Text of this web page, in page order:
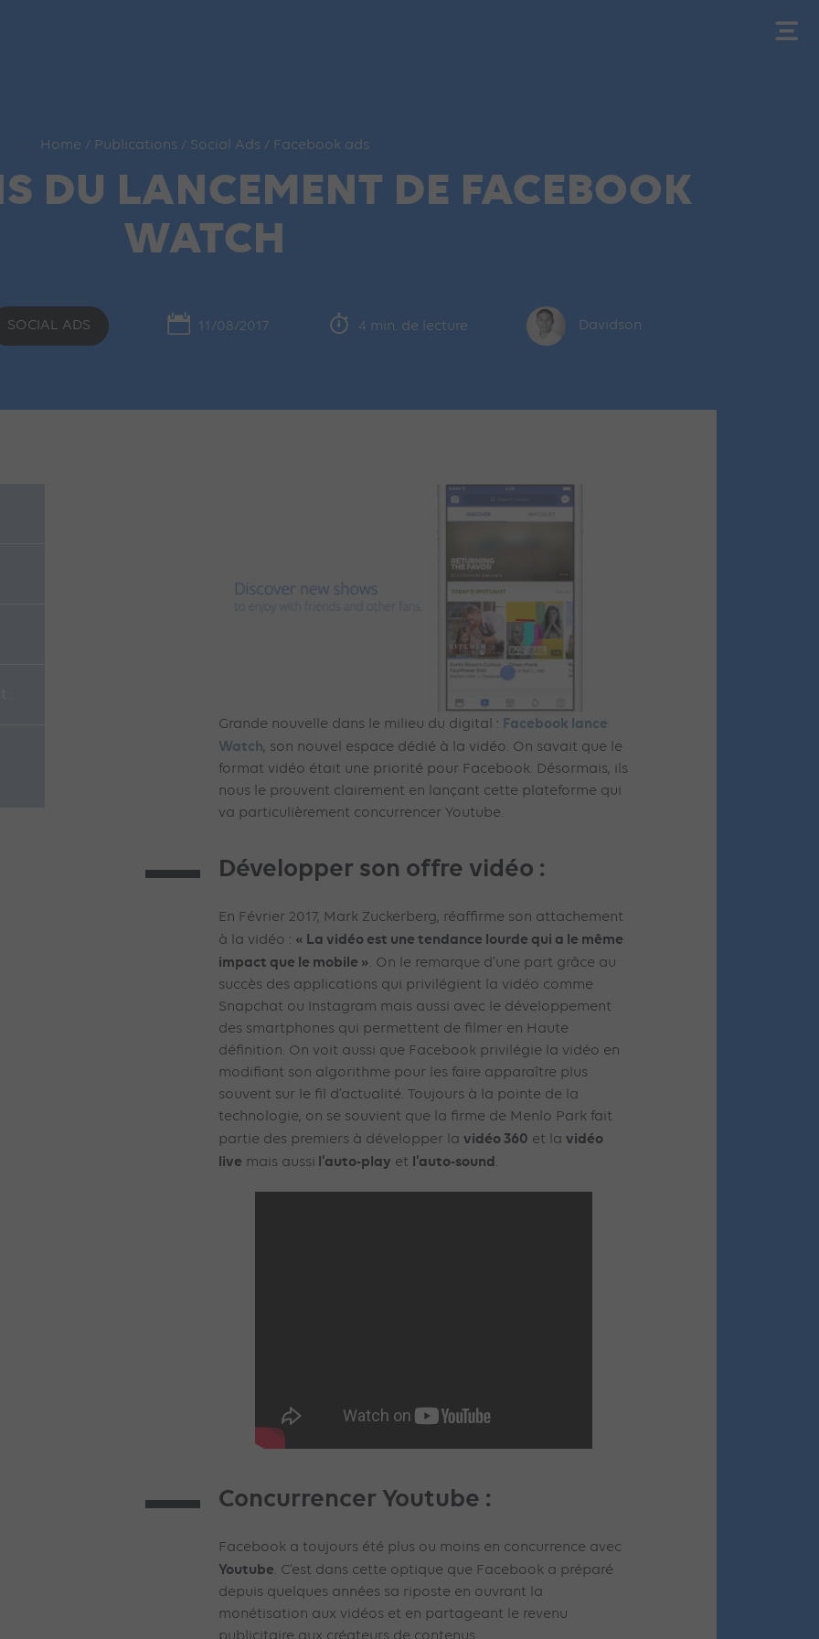
Home / Publications / Social Ads / Facebook ads
DU LANCEMENT DE FACEBOOK
WATCH
SOCIAL ADS 11/08/2017 4 min. de lecture Davidson
Grande nouvelle dans le milieu du digital : Facebook lance
Watch, son nouvel espace dédié à la vidéo. On savait que le
format vidéo était une priorité pour Facebook. Désormais, ils
nous le prouvent clairement en lançant cette plateforme qui
va particulièrement concurrencer Youtube.
Développer son offre vidéo :
En Février 2017, Mark Zuckerberg, réaffirme son attachement
à la vidéo : « La vidéo est une tendance lourde qui a le même
impact que le mobile ». On le remarque d’une part grâce au
succès des applications qui privilégient la vidéo comme
Snapchat ou Instagram mais aussi avec le développement
des smartphones qui permettent de filmer en Haute
définition. On voit aussi que Facebook privilégie la vidéo en
modifiant son algorithme pour les faire apparaître plus
souvent sur le fil d’actualité. Toujours à la pointe de la
technologie, on se souvient que la firme de Menlo Park fait
partie des premiers à développer la vidéo 360 et la vidéo
live mais aussi l’auto-play et l’auto-sound.
Concurrencer Youtube :
Facebook a toujours été plus ou moins en concurrence avec
Youtube. C’est dans cette optique que Facebook a préparé
depuis quelques années sa riposte en ouvrant la
monétisation aux vidéos et en partageant le revenu